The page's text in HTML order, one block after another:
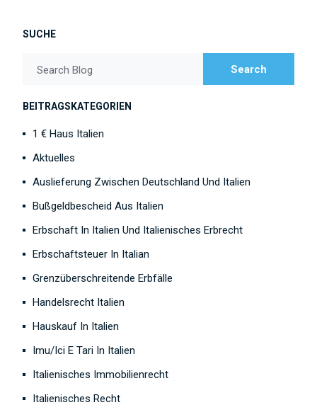
SUCHE
Search Blog Search
BEITRAGSKATEGORIEN
1 € Haus Italien
Aktuelles
Auslieferung Zwischen Deutschland Und Italien
Bußgeldbescheid Aus Italien
Erbschaft In Italien Und Italienisches Erbrecht
Erbschaftsteuer In Italian
Grenzüberschreitende Erbfälle
Handelsrecht Italien
Hauskauf In Italien
Imu/Ici E Tari In Italien
Italienisches Immobilienrecht
Italienisches Recht